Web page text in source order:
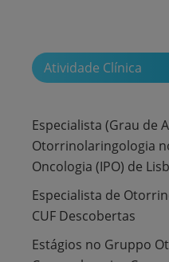
Atividade Clínica
Especialista (Grau de
Otorrinolaringologia
Oncologia (IPO) de
Especialista de
CUF Descobertas
Estágios no Gruppo